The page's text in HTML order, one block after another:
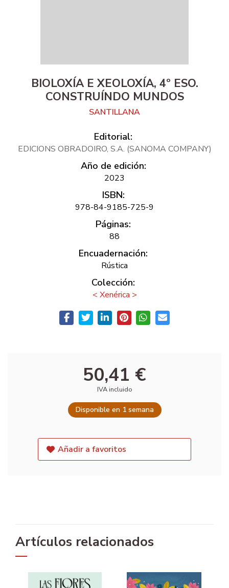
BIOLOXÍA E XEOLOXÍA, 4º ESO.
CONSTRUÍNDO MUNDOS
SANTILLANA
Editorial:
EDICIONS OBRADOIRO, S.A. (SANOMA COMPANY)
Año de edición:
2023
ISBN:
978-84-9185-725-9
Páginas:
88
Encuadernación:
Rústica
Colección:
< Xenérica >
50,41 €
IVA incluido
Disponible en 1 semana
Añadir a favoritos
Artículos relacionados